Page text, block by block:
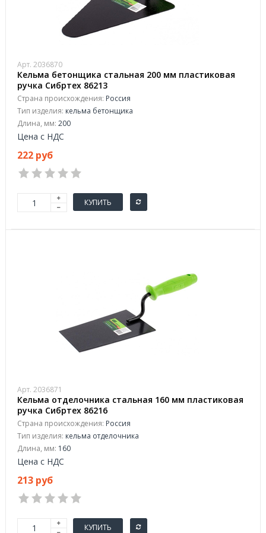
Арт. 2036870
Кельма бетонщика стальная 200 мм пластиковая
ручка Сибртех 86213
Страна происхождения: Россия
Тип изделия: кельма бетонщика
Длина, мм: 200
Цена с НДС
222 руб
КУПИТЬ
Арт. 2036871
Кельма отделочника стальная 160 мм пластиковая
ручка Сибртех 86216
Страна происхождения: Россия
Тип изделия: кельма отделочника
Длина, мм: 160
Цена с НДС
213 руб
КУПИТЬ